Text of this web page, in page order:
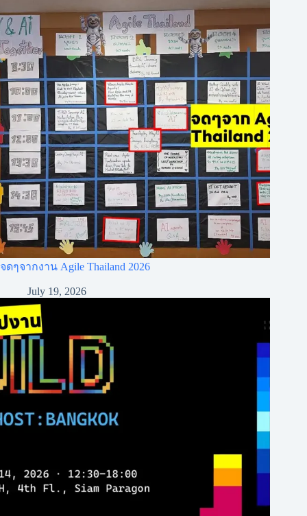
จดๆจากงาน Agile Thailand 2026
July 19, 2026